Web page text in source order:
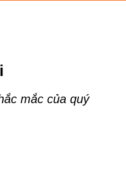
mắc của quý